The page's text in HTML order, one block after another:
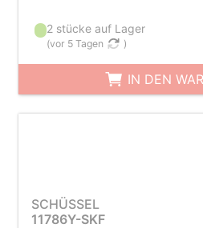
2 stücke auf Lager
(vor 5 Tagen )
IN DEN
SCHÜSSEL
11786Y-SKF